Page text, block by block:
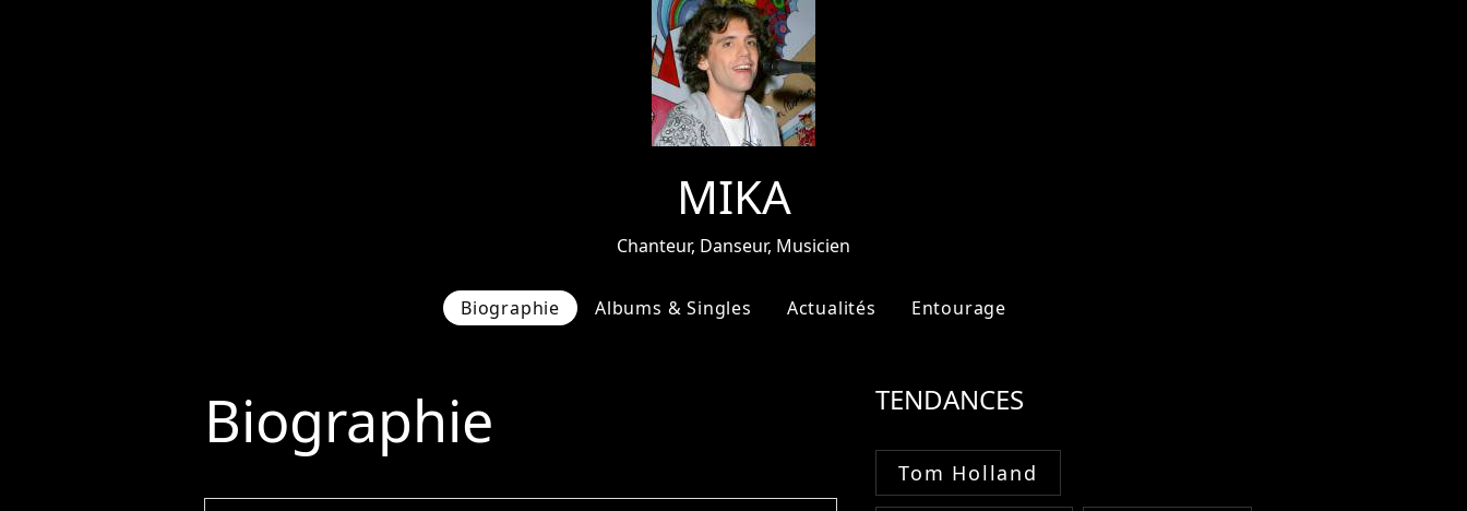
MIKA
Chanteur, Danseur, Musicien
Biographie Albums & Singles Actualités Entourage
Biographie TENDANCES
Tom Holland